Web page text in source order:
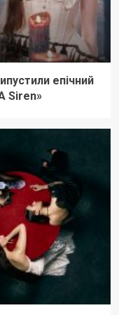
епічний
Siren»